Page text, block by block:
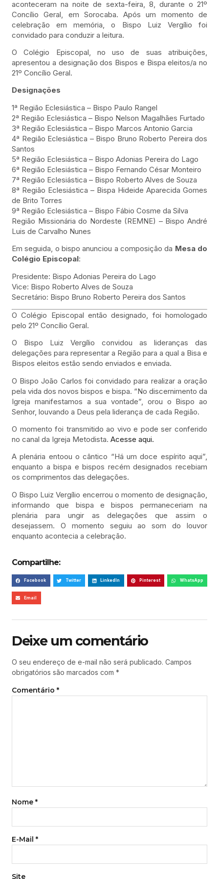
aconteceram na noite de sexta-feira, 8, durante o 21º
Concílio Geral, em Sorocaba. Após um momento de
celebração em memória, o Bispo Luiz Vergílio foi
convidado para conduzir a leitura.
O Colégio Episcopal, no uso de suas atribuições,
apresentou a designação dos Bispos e Bispa eleitos/a no
21º Concílio Geral.
Designações
1ª Região Eclesiástica – Bispo Paulo Rangel
2ª Região Eclesiástica – Bispo Nelson Magalhães Furtado
3ª Região Eclesiástica – Bispo Marcos Antonio Garcia
4ª Região Eclesiástica – Bispo Bruno Roberto Pereira dos
Santos
5ª Região Eclesiástica – Bispo Adonias Pereira do Lago
6ª Região Eclesiástica – Bispo Fernando César Monteiro
7ª Região Eclesiástica – Bispo Roberto Alves de Souza
8ª Região Eclesiástica – Bispa Hideide Aparecida Gomes
de Brito Torres
9ª Região Eclesiástica – Bispo Fábio Cosme da Silva
Região Missionária do Nordeste (REMNE) – Bispo André
Luis de Carvalho Nunes
Em seguida, o bispo anunciou a composição da Mesa do
Colégio Episcopal:
Presidente: Bispo Adonias Pereira do Lago
Vice: Bispo Roberto Alves de Souza
Secretário: Bispo Bruno Roberto Pereira dos Santos
O Colégio Episcopal então designado, foi homologado
pelo 21º Concílio Geral.
O Bispo Luiz Vergílio convidou as lideranças das
delegações para representar a Região para a qual a Bisa e
Bispos eleitos estão sendo enviados e enviada.
O Bispo João Carlos foi convidado para realizar a oração
pela vida dos novos bispos e bispa. “No discernimento da
Igreja manifestamos a sua vontade”, orou o Bispo ao
Senhor, louvando a Deus pela liderança de cada Região.
O momento foi transmitido ao vivo e pode ser conferido
no canal da Igreja Metodista. Acesse aqui.
A plenária entoou o cântico “Há um doce espírito aqui”,
enquanto a bispa e bispos recém designados recebiam
os comprimentos das delegações.
O Bispo Luiz Vergílio encerrou o momento de designação,
informando que bispa e bispos permaneceriam na
plenária para ungir as delegações que assim o
desejassem. O momento seguiu ao som do louvor
enquanto acontecia a celebração.
Compartilhe:
Facebook Twitter LinkedIn Pinterest WhatsApp
Email
Deixe um comentário
O seu endereço de e-mail não será publicado. Campos
obrigatórios são marcados com *
Comentário *
Nome *
E-Mail *
Site